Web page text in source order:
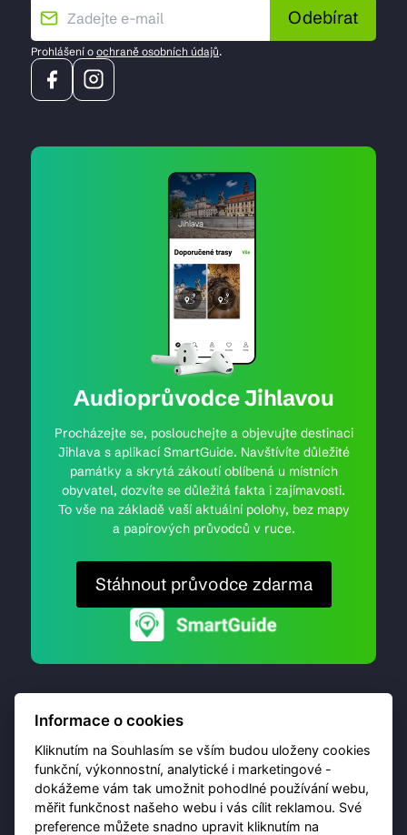
Odebírat
Prohlášení o ochraně osobních údajů.
Audioprůvodce Jihlavou
Procházejte se, poslouchejte a objevujte destinaci
Jihlava s aplikací SmartGuide. Navštívíte důležité
památky a skrytá zákoutí oblíbená u místních
obyvatel, dozvíte se důležitá fakta i zajímavosti.
To vše na základě vaší aktuální polohy, bez mapy
a papírových průvodců v ruce.
Stáhnout průvodce zdarma
© 2026 Destinační portál provozujeBrána Jihlavy,
příspěvková organizace. Všechna práva vyhrazena.
Informace o cookies
Kliknutím na Souhlasím se vším budou uloženy cookies
funkční, výkonnostní, analytické i marketingové -
dokážeme vám tak umožnit pohodlné používání webu,
měřit funkčnost našeho webu i vás cílit reklamou. Své
preference můžete snadno upravit kliknutím na